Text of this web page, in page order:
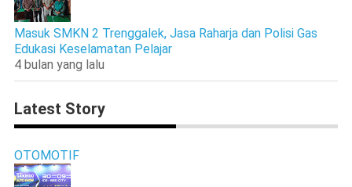
Masuk SMKN 2 Trenggalek, Jasa Raharja dan Polisi Gas
Edukasi Keselamatan Pelajar
4 bulan yang lalu
Latest Story
OTOMOTIF